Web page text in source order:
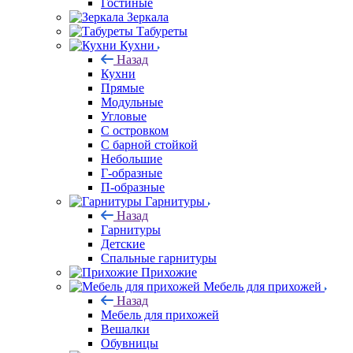
Гостиные
Зеркала
Табуреты
Кухни
Назад
Кухни
Прямые
Модульные
Угловые
С островком
С барной стойкой
Небольшие
Г-образные
П-образные
Гарнитуры
Назад
Гарнитуры
Детские
Спальные гарнитуры
Прихожие
Мебель для прихожей
Назад
Мебель для прихожей
Вешалки
Обувницы